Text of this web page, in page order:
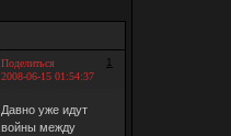
Поделиться
1
2008-06-15 01:54:37
Давно уже идут
войны между